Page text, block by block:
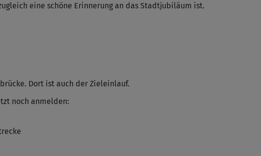
eine schöne Erinnerung an das Stadtjubiläum ist.
Dort ist auch der Zieleinlauf.
noch anmelden: